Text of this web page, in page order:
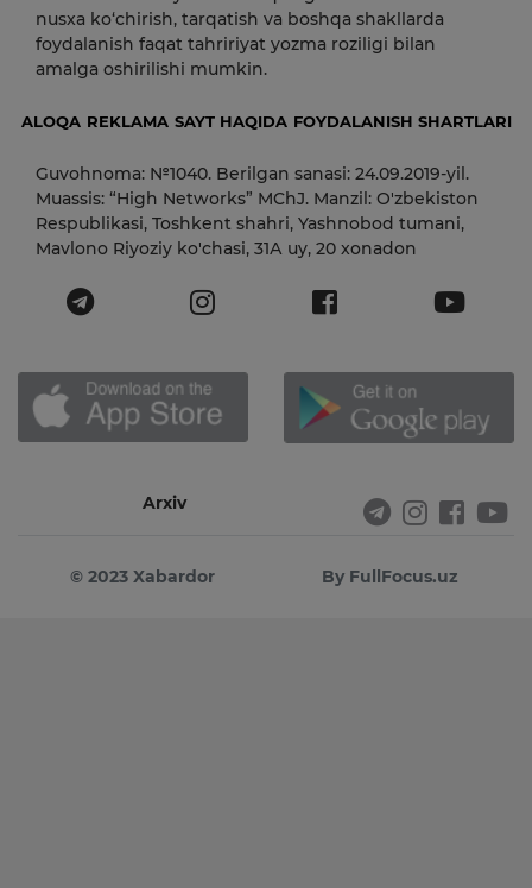
nusxa ko‘chirish, tarqatish va boshqa shakllarda
foydalanish faqat tahririyat yozma roziligi bilan
amalga oshirilishi mumkin.
ALOQA REKLAMA SAYT HAQIDA FOYDALANISH SHARTLARI
Guvohnoma: №1040. Berilgan sanasi: 24.09.2019-yil.
Muassis: “High Networks” MChJ. Manzil: O'zbekiston
Respublikasi, Toshkent shahri, Yashnobod tumani,
Mavlono Riyoziy ko'chasi, 31А uy, 20 xonadon
Arxiv
© 2023 Xabardor By FullFocus.uz